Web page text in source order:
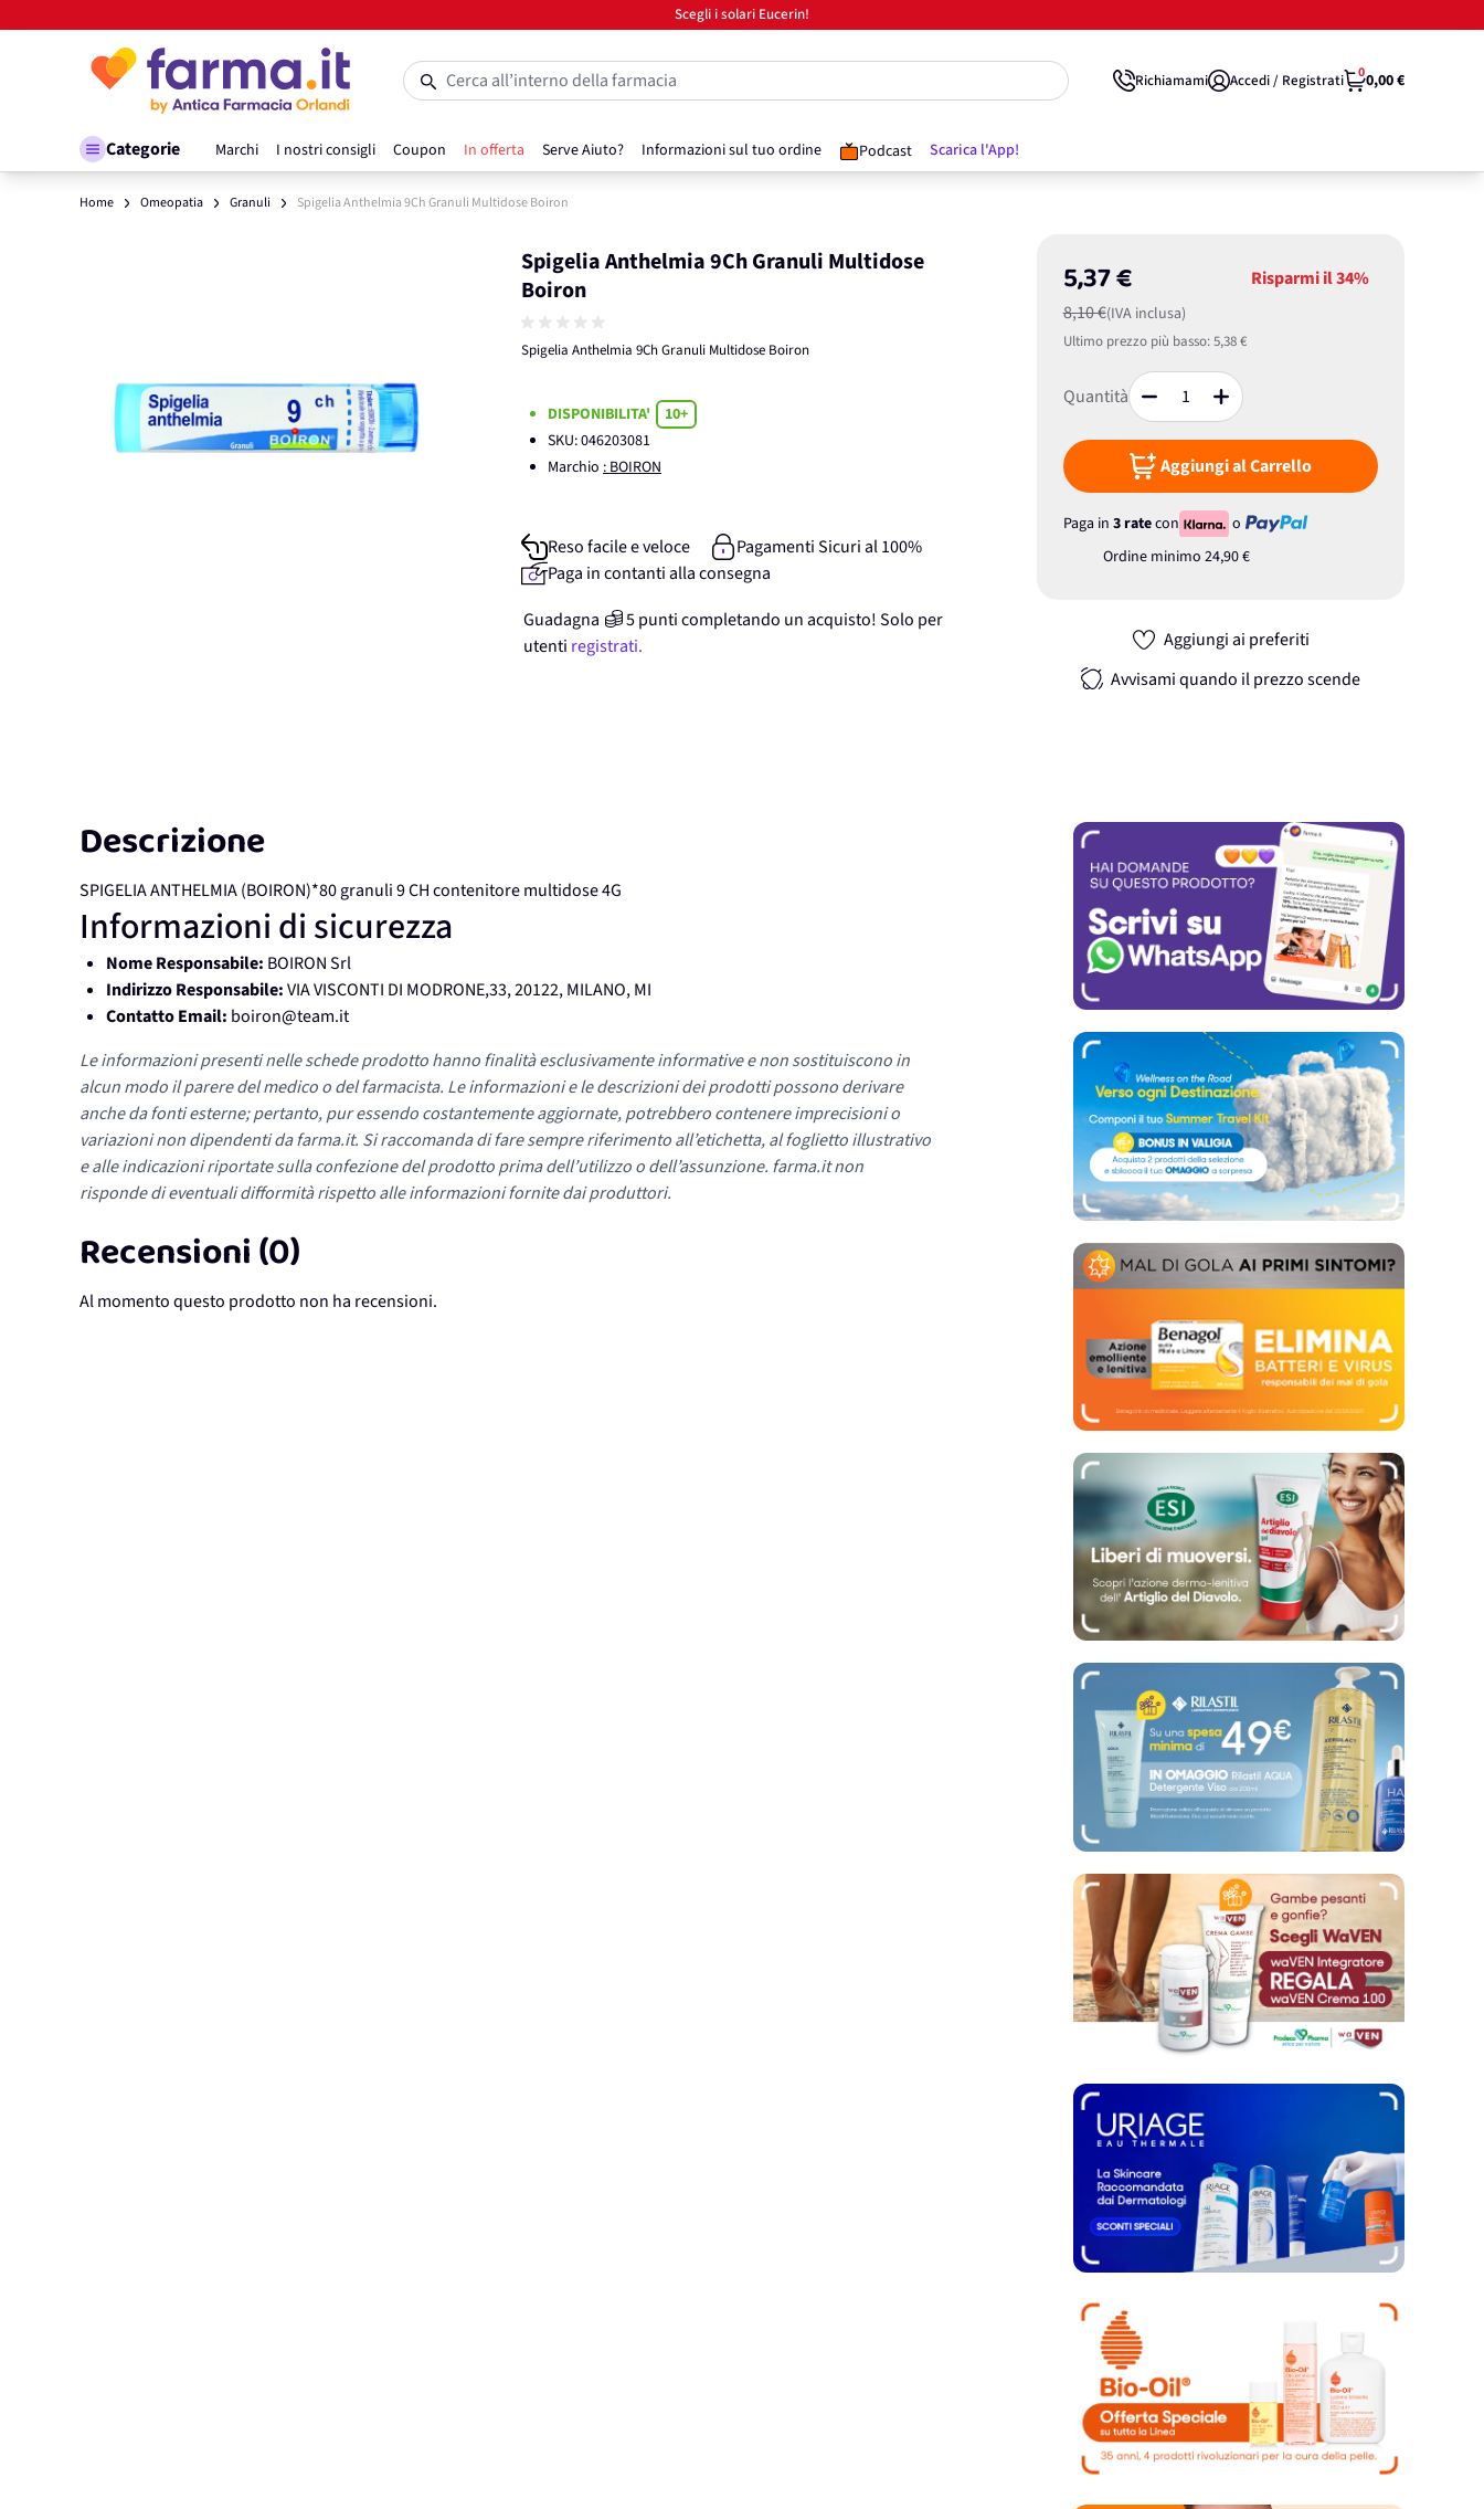
Scegli i solari Eucerin!
Salta al contenuto
Categorie Marchi I nostri consigli Coupon In offerta Serve Aiuto? Informazioni sul tuo ordine Podcast Scarica l'App!
Cerca all’interno della farmacia Richiamami Accedi / Registrati 00,00 €
Home Omeopatia Granuli Spigelia Anthelmia 9Ch Granuli Multidose Boiron
Spigelia Anthelmia 9Ch Granuli Multidose
Boiron
Spigelia Anthelmia 9Ch Granuli Multidose Boiron
5,37 €
8,10 €(IVA inclusa)
Risparmi il34%
Ultimo prezzo più basso:5,38 €
Quantità
Aggiungi al Carrello
Paga in 3 ratecon
o
Ordine minimo 24,90 €
Aggiungi ai preferiti
Avvisami quando il prezzo scende
DISPONIBILITA'
10+
SKU:046203081
Marchio : BOIRON
Reso facile e veloce
Pagamenti Sicuri al 100%
Paga in contanti alla consegna
Guadagna
5punticompletando un acquisto! Solo per
utenti registrati.
Descrizione
SPIGELIA ANTHELMIA (BOIRON)*80 granuli 9 CH contenitore multidose 4G
Informazioni di sicurezza
Nome Responsabile: BOIRON Srl
Indirizzo Responsabile:VIA VISCONTI DI MODRONE,33, 20122, MILANO, MI
Contatto Email: boiron@team.it
Le informazioni presenti nelle schede prodotto hanno finalità esclusivamente informative e non sostituiscono in
alcun modo il parere del medico o del farmacista. Le informazioni e le descrizioni dei prodotti possono derivare
anche da fonti esterne; pertanto, pur essendo costantemente aggiornate, potrebbero contenere imprecisioni o
variazioni non dipendenti da farma.it. Si raccomanda di fare sempre riferimento all’etichetta, al foglietto illustrativo
e alle indicazioni riportate sulla confezione del prodotto prima dell’utilizzo o dell’assunzione. farma.it non
risponde di eventuali difformità rispetto alle informazioni fornite dai produttori.
Recensioni (0)
Al momento questo prodotto non ha recensioni.